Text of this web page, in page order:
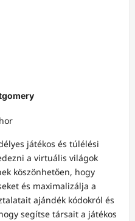
játékos és túlélési
a virtuális világok
köszönhetően, hogy
és maximalizálja a
ajándék kódokról és
segítse társait a játékos